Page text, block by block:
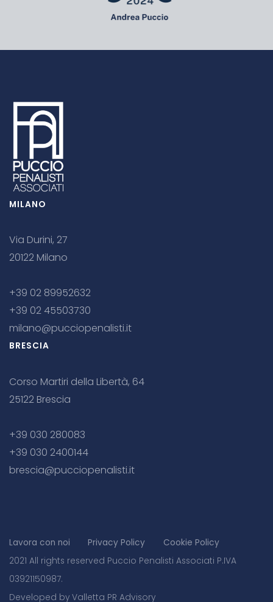
MILANO
Via Durini, 27
20122 Milano
+39 02 89952632
+39 02 45503730
milano@pucciopenalisti.it
BRESCIA
Corso Martiri della Libertà, 64
25122 Brescia
+39 030 280083
+39 030 2400144
brescia@pucciopenalisti.it
Lavora con noi Privacy Policy
Cookie Policy
2021 All rights reserved Puccio Penalisti Associati P.IVA
03921150987.
Developed by Valletta PR Advisory